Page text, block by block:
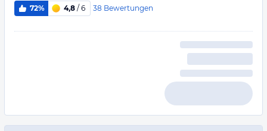
72% 4,8 / 6 38 Bewertungen